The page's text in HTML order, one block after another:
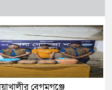
বেগমগঞ্জে